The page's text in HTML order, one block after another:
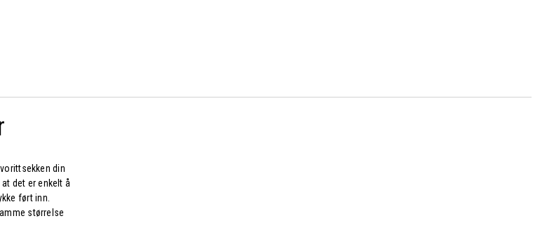
din
det er enkelt å
ført inn.
størrelse